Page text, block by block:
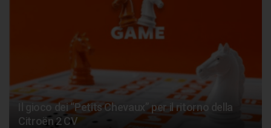
Il gioco dei “Petits Chevaux” per il ritorno della
Citroën 2 CV